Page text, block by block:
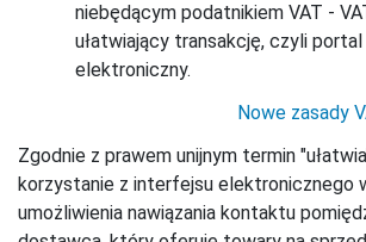
niebędącym podatnikiem VAT -
ułatwiający transakcję, czyli
elektroniczny.
Nowe zasady
Zgodnie z prawem unijnym termin
korzystanie z interfejsu elektronicznego
umożliwienia nawiązania kontaktu